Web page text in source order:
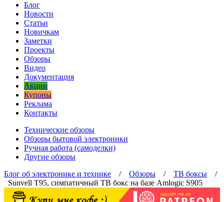
Блог
Новости
Статьи
Новичкам
Заметки
Проекты
Обзоры
Видео
Документация
Акции
Купоны
Реклама
Контакты
Технические обзоры
Обзоры бытовой электроники
Ручная работа (самоделки)
Другие обзоры
Блог об электронике и технике / Обзоры / ТВ боксы /
Sunvell T95, симпатичный ТВ бокс на базе Amlogic S905